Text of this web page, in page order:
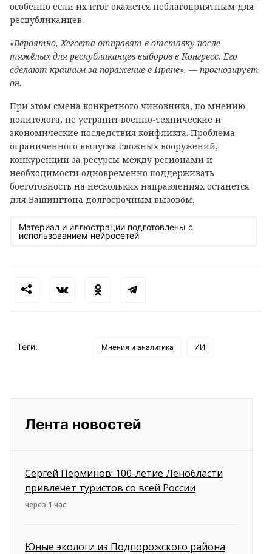
особенно если их итог окажется неблагоприятным для
республиканцев.
«Вероятно, Хегсета отправят в отставку после
тяжёлых для республиканцев выборов в Конгресс. Его
сделают крайним за поражение в Иране», — прогнозирует
он.
При этом смена конкретного чиновника, по мнению
политолога, не устранит военно-технические и
экономические последствия конфликта. Проблема
ограниченного выпуска сложных вооружений,
конкуренции за ресурсы между регионами и
необходимости одновременно поддерживать
боеготовность на нескольких направлениях останется
для Вашингтона долгосрочным вызовом.
Материал и иллюстрации подготовлены с
использованием нейросетей
Теги: Мнения и аналитика ИИ
Лента новостей
Сергей Перминов: 100-летие Ленобласти
привлечет туристов со всей России
через 1 час
Юные экологи из Подпорожского района